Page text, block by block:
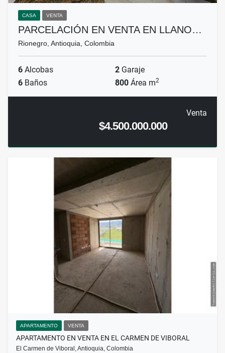
CASA VENTA
PARCELACIÓN EN VENTA EN LLANO…
Rionegro, Antioquia, Colombia
6 Alcobas 2 Garaje
6 Baños 800 Área m2
Venta
$4.500.000.000
APARTAMENTO VENTA
APARTAMENTO EN VENTA EN EL CARMEN DE VIBORAL
El Carmen de Viboral, Antioquia, Colombia